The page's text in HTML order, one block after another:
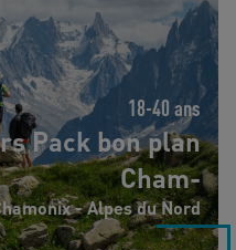
18-40 ans
Pack bon plan
Cham-
- Alpes du Nord